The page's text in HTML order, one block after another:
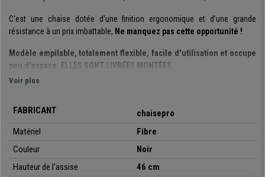
C’est une chaise dotée d’une finition ergonomique et d’une grande
résistance à un prix imbattable, Ne manquez pas cette opportunité !
Modèle empilable, totalement flexible, facile d’utilisation et occupe
peu d’espace. ELLES SONT LIVRÉES MONTÉES
Son design en lattes apporte un style et une touche élégante :
à s’asseoir à vos clients ou visiteurs sur une chaise confortable et de
pieds de couleur gris.
empilable: vous pouvez l’utiliser en réunion, avec des clients, dans les
Voir plus
FABRICANT
chaisepro
Matériel
Fibre
Couleur
Noir
Hauteur de l'assise
46 cm